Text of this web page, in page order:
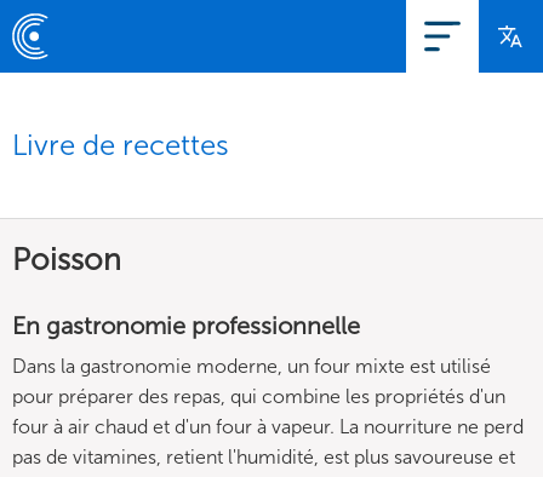
Livre de recettes
Poisson
En gastronomie professionnelle
Dans la gastronomie moderne, un four mixte est utilisé
pour préparer des repas, qui combine les propriétés d'un
four à air chaud et d'un four à vapeur. La nourriture ne perd
pas de vitamines, retient l'humidité, est plus savoureuse et